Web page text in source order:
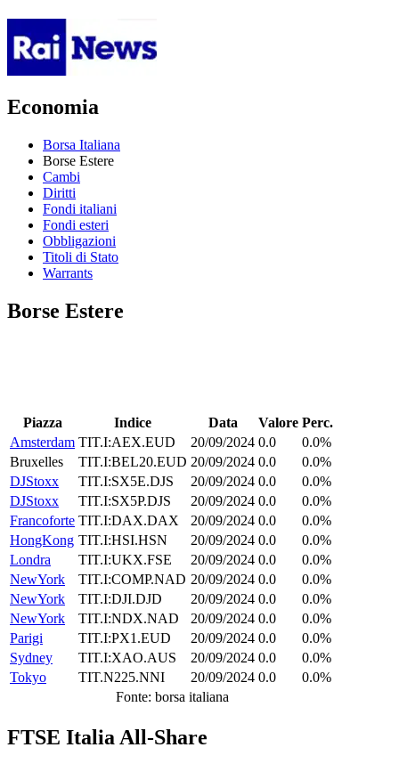
Economia
Borsa Italiana
Borse Estere
Cambi
Diritti
Fondi italiani
Fondi esteri
Obbligazioni
Titoli di Stato
Warrants
Borse Estere
Piazza Indice Data Valore Perc.
Amsterdam TIT.I:AEX.EUD 20/09/2024 0.0
0.0%
Bruxelles
TIT.I:BEL20.EUD 20/09/2024 0.0
0.0%
DJStoxx
TIT.I:SX5E.DJS 20/09/2024 0.0
0.0%
DJStoxx
TIT.I:SX5P.DJS 20/09/2024 0.0
0.0%
Francoforte TIT.I:DAX.DAX 20/09/2024 0.0
0.0%
HongKong TIT.I:HSI.HSN 20/09/2024 0.0
0.0%
Londra
TIT.I:UKX.FSE 20/09/2024 0.0
0.0%
NewYork
TIT.I:COMP.NAD 20/09/2024 0.0
0.0%
NewYork
TIT.I:DJI.DJD 20/09/2024 0.0
0.0%
NewYork
TIT.I:NDX.NAD 20/09/2024 0.0
0.0%
Parigi
TIT.I:PX1.EUD 20/09/2024 0.0
0.0%
Sydney
TIT.I:XAO.AUS 20/09/2024 0.0
0.0%
Tokyo
TIT.N225.NNI 20/09/2024 0.0
0.0%
Fonte: borsa italiana
FTSE Italia All-Share